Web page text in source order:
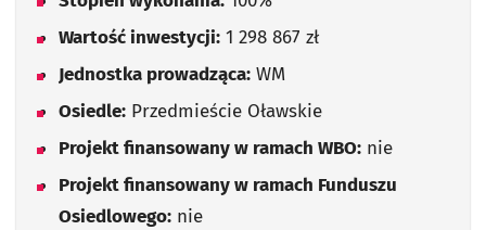
Wartość inwestycji: 1 298 867 zł
Jednostka prowadząca: WM
Osiedle: Przedmieście Oławskie
Projekt finansowany w ramach WBO: nie
Projekt finansowany w ramach Funduszu
Osiedlowego: nie